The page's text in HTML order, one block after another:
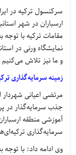
سرکنسول ترکیه در
ارسباران در شهر
مقامات ترکیه با
نمایشگاه ورنی در
و ما نیز تلاش می‌کنیم
زمینه سرمایه‌گذاری
مرتضی اعیانی شهردار
جذب سرمایه‌گذار در
آموزشی منطقه
سرمایه‌گذاری
وی ادامه داد: با